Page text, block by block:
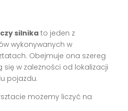
silnikato jeden z
wykonywanych w
Obejmuje ona szereg
się w zależności od lokalizacji
pojazdu.
możemy liczyć na